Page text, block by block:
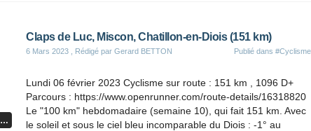
…
Claps de Luc, Miscon, Chatillon-en-Diois (151 km)
6 Mars 2023 , Rédigé par Gerard BETTON Publié dans #Cyclisme
Lundi 06 février 2023 Cyclisme sur route : 151 km , 1096 D+
Parcours : https://www.openrunner.com/route-details/16318820
Le "100 km" hebdomadaire (semaine 10), qui fait 151 km. Avec
le soleil et sous le ciel bleu incomparable du Diois : -1° au